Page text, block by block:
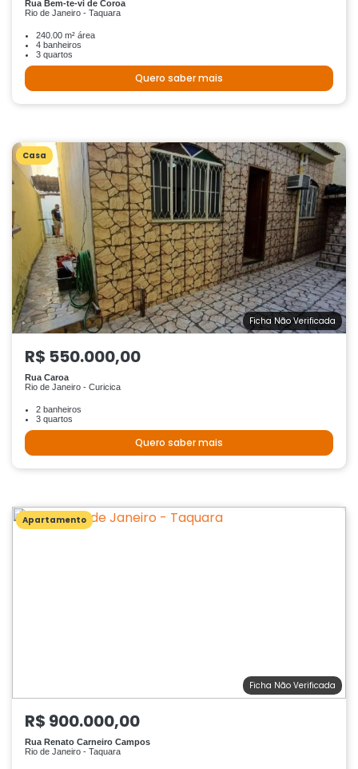
Rua Bem-te-vi de Coroa
Rio de Janeiro - Taquara
240.00 m² área
4 banheiros
3 quartos
Quero saber mais
Casa
Ficha Não Verificada
R$ 550.000,00
Rua Caroa
Rio de Janeiro - Curicica
2 banheiros
3 quartos
Quero saber mais
Apartamento
Ficha Não Verificada
R$ 900.000,00
Rua Renato Carneiro Campos
Rio de Janeiro - Taquara